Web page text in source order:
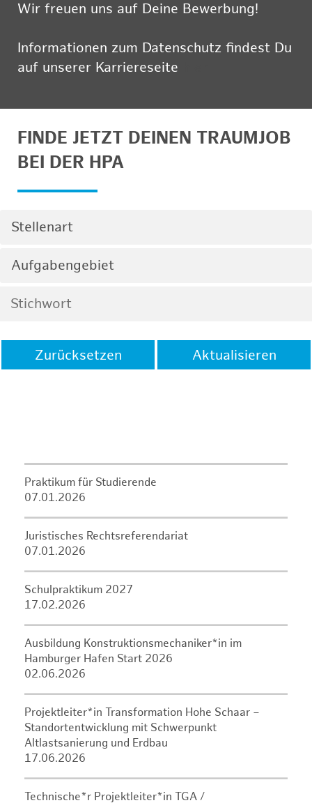
Wir freuen uns auf Deine Bewerbung!
Informationen zum Datenschutz findest Du
auf unserer Karriereseite
FINDE JETZT DEINEN TRAUMJOB
BEI DER HPA
Stellenart
Aufgabengebiet
Zurücksetzen Aktualisieren
Praktikum für Studierende
07.01.2026
Juristisches Rechtsreferendariat
07.01.2026
Schulpraktikum 2027
17.02.2026
Ausbildung Konstruktionsmechaniker*in im
Hamburger Hafen Start 2026
02.06.2026
Projektleiter*in Transformation Hohe Schaar –
Standortentwicklung mit Schwerpunkt
Altlastsanierung und Erdbau
17.06.2026
Technische*r Projektleiter*in TGA /